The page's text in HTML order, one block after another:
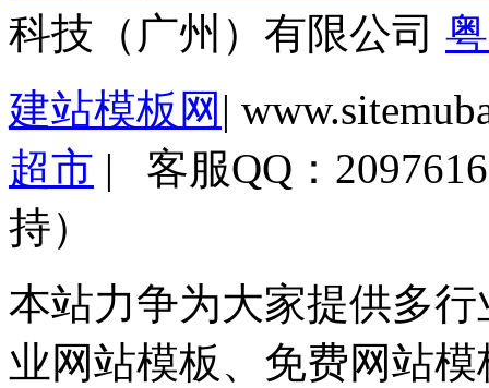
科技（广州）有限公司
建站模板网 |
超市 | 客服QQ：
持）
本站力争为大家提供多
业网站模板、免费网站